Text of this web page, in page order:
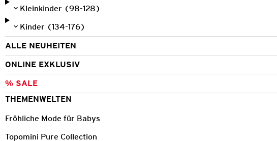
Kleinkinder (98-128)
Kinder (134-176)
ALLE NEUHEITEN
ONLINE EXKLUSIV
% SALE
THEMENWELTEN
Fröhliche Mode für Babys
Topomini Pure Collection